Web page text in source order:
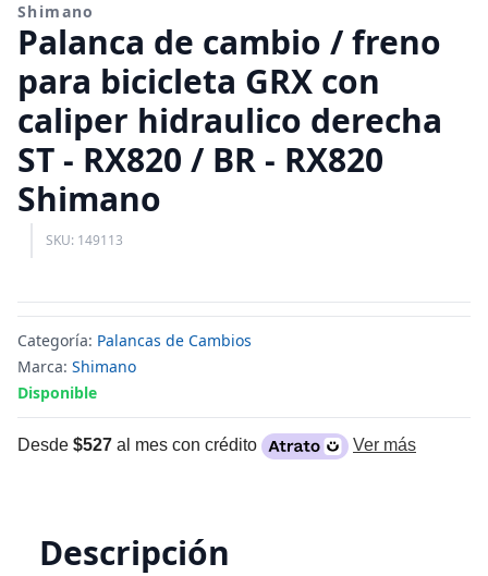
Shimano
Palanca de cambio / freno
para bicicleta GRX con
caliper hidraulico derecha
ST - RX820 / BR - RX820
Shimano
SKU: 149113
Categoría: Palancas de Cambios
Marca: Shimano
Disponible
Desde $527 al mes con crédito Ver más
Descripción